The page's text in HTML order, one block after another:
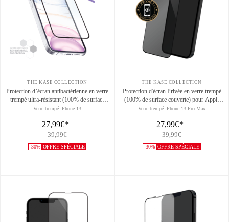
THE KASE COLLECTION
Protection d’écran antibactérienne en verre
trempé ultra-résistant (100% de surface
couverte) pour Apple iPhone 13/ 13Pro/
Verre trempé iPhone 13
27,99€*
39,99€
-30% OFFRE SPÉCIALE
THE KASE COLLECTION
Protection d'écran Privée en verre trempé
(100% de surface couverte) pour Apple
iPhone 13 Pro Max, Noir
Verre trempé iPhone 13 Pro Max
27,99€*
39,99€
-30% OFFRE SPÉCIALE